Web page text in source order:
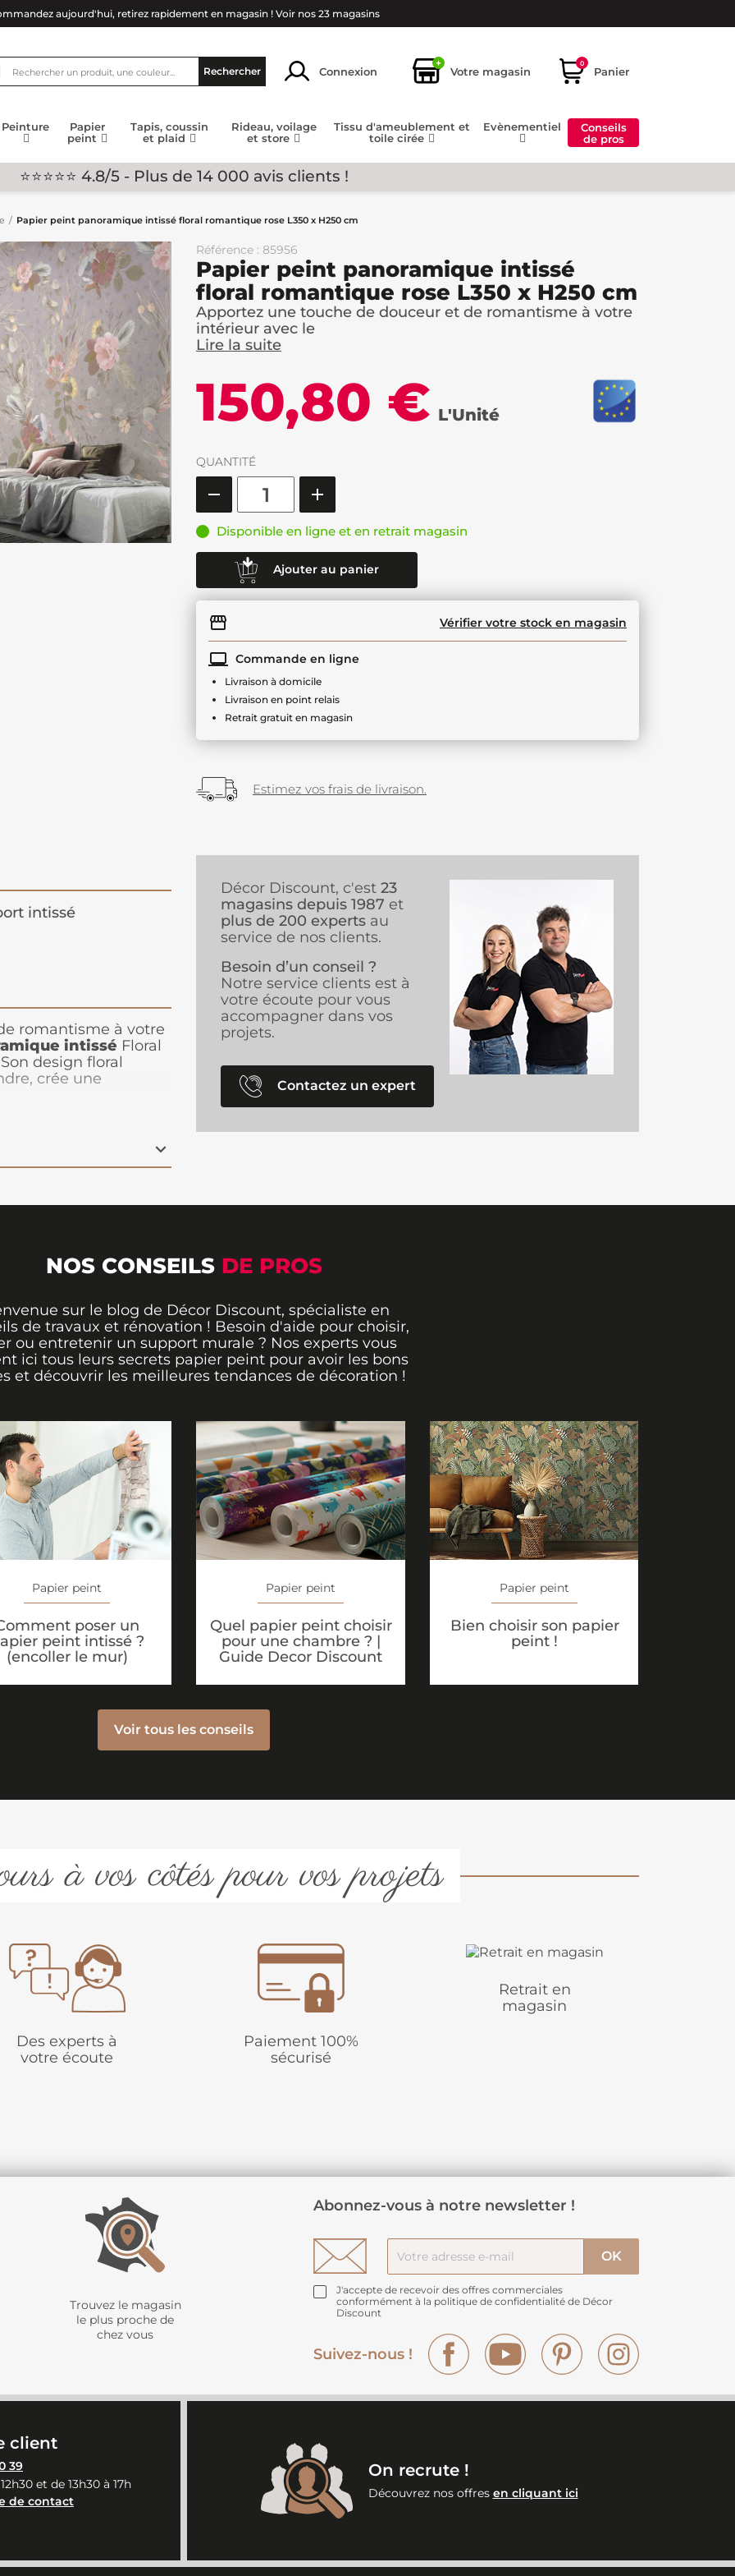
aujourd'hui, retirez rapidement en magasin ! Voir nos 23 magasins
Rechercher Connexion
+
Votre magasin
0
Panier
Peinture
Papier
peint
Tapis, coussin
et plaid
Rideau, voilage
et store
Tissu d'ameublement et
toile cirée
Evènementiel
Conseils
de pros
⭐⭐⭐⭐⭐ 4.8/5 - Plus de 14 000 avis clients !
Papier peint panoramique intissé floral romantique rose L350 x H250 cm
Référence : 85956
Papier peint panoramique intissé
floral romantique rose L350 x H250 cm
Apportez une touche de douceur et de romantisme à votre
intérieur avec le
Lire la suite
150,80 € L'Unité
QUANTITÉ
Disponible en ligne et en retrait magasin
Ajouter au panier
Vérifier votre stock en magasin
Commande en ligne
Livraison à domicile
Livraison en point relais
Retrait gratuit en magasin
Estimez vos frais de livraison.
intissé
romantisme à votre
intissé Floral
design floral
crée une
floraux
assure une finition
Décor Discount, c'est 23
magasins depuis 1987 et
plus de 200 experts au
service de nos clients.
Besoin d’un conseil ?
Notre service clients est à
votre écoute pour vous
accompagner dans vos
projets.
Contactez un expert
NOS CONSEILS DE PROS
sur le blog de Décor Discount, spécialiste en
de travaux et rénovation ! Besoin d'aide pour choisir,
ou entretenir un support murale ? Nos experts vous
ici tous leurs secrets papier peint pour avoir les bons
et découvrir les meilleures tendances de décoration !
Papier peint
poser un
peint intissé ?
(encoller le mur)
Papier peint
Quel papier peint choisir
pour une chambre ? |
Guide Decor Discount
Papier peint
Bien choisir son papier
peint !
Voir tous les conseils
à vos côtés pour vos projets
Des experts à
votre écoute
Paiement 100%
sécurisé
Retrait en
magasin
Trouvez le magasin
le plus proche de
chez vous
Abonnez-vous à notre newsletter !
J'accepte de recevoir des offres commerciales
conformément à la politique de confidentialité de Décor
Discount
Suivez-nous !
Facebook YouTube Pinterest
client
39
et de 13h30 à 17h
de contact
On recrute !
Découvrez nos offres en cliquant ici